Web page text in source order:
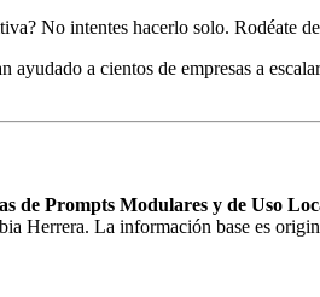
No intentes hacerlo solo. Rodéate
a cientos de empresas a
de Prompts Modulares y de Uso
Herrera. La información base es